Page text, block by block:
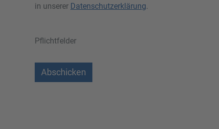
in unserer Datenschutzerklärung.
Pflichtfelder
Abschicken